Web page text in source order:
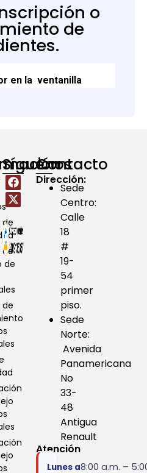
o
de
en la ventanilla
de
de
de
de
SíguenosContacto
Dirección:
Sede
Centro:
Calle
18
#
19-
54
primer
piso.
Sede
Norte:
Avenida
Panamericana
No
33-
48
Antigua
Renault
Atención
Lunes a8:00 a.m. –